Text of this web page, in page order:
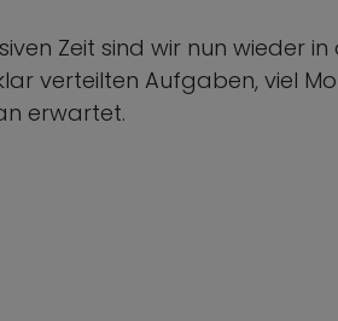
Zeit sind wir nun wieder
verteilten Aufgaben, viel
erwartet.